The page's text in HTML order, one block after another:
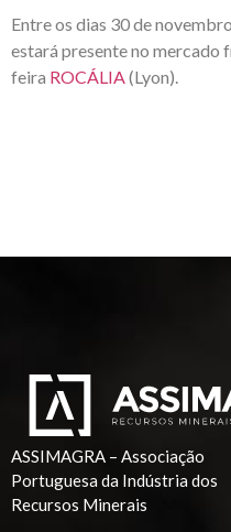
Entre os dias 30 de
estará presente no mercado
feira ROCÁLIA (Lyon).
ASSIMAGRA – Associação
Portuguesa da Indústria dos
Recursos Minerais